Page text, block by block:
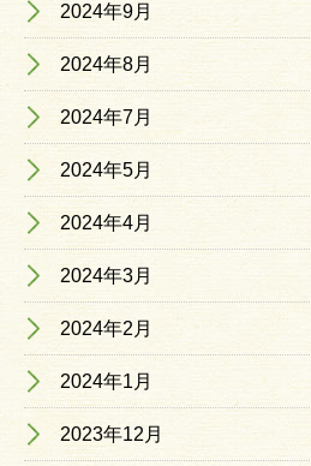
2024年9月
2024年8月
2024年7月
2024年5月
2024年4月
2024年3月
2024年2月
2024年1月
2023年12月